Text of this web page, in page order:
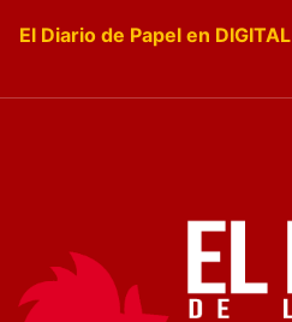
El Diario de Papel en DIGITAL